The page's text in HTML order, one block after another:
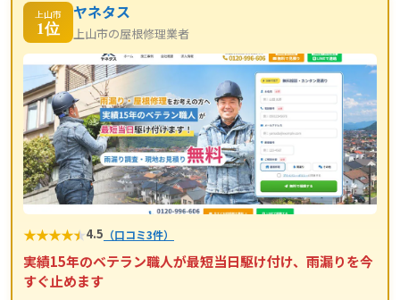
上山市
1位
ヤネタス
上山市の屋根修理業者
★★★★★4.5 （口コミ3件）
実績15年のベテラン職人が最短当日駆け付け、雨漏りを今
すぐ止めます